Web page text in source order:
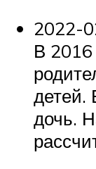
2022-
В 2016
детей.
дочь.